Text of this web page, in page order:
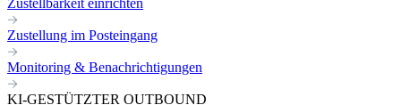
Zustellbarkeit einrichten
Zustellung im Posteingang
Monitoring & Benachrichtigungen
KI-GESTÜTZTER OUTBOUND